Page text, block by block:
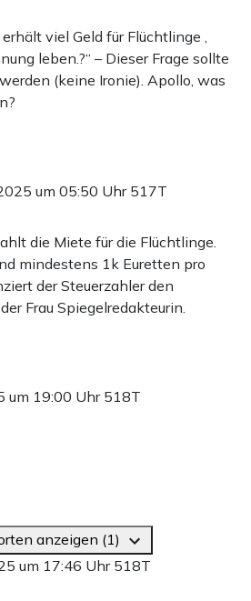
erhält viel Geld für Flüchtlinge ,
leben.?“ – Dieser Frage sollte
(keine Ironie). Apollo, was
um 05:50 Uhr 517T
die Miete für die Flüchtlinge.
mindestens 1k Euretten pro
der Steuerzahler den
Frau Spiegelredakteurin.
um 19:00 Uhr 518T
anzeigen (1)
um 17:46 Uhr 518T